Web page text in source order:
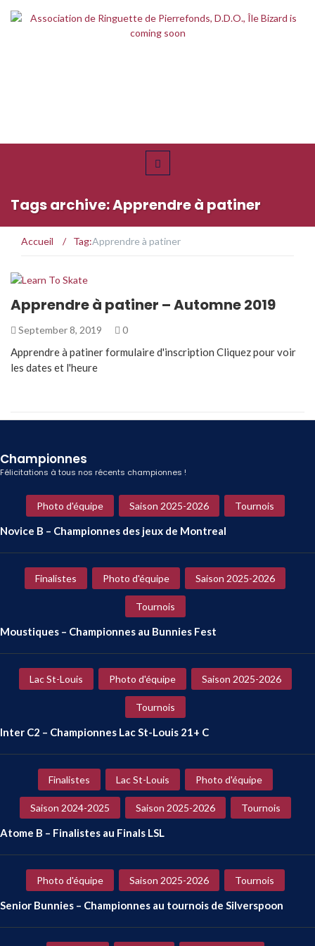
Tags archive: Apprendre à patiner
Accueil / Tag:Apprendre à patiner
Apprendre à patiner – Automne 2019
September 8, 2019 0
Apprendre à patiner formulaire d'inscription Cliquez pour voir
les dates et l'heure
Championnes
Félicitations à tous nos récents championnes !
Photo d'équipe Saison 2025-2026 Tournois
Novice B – Championnes des jeux de Montreal
Finalistes Photo d'équipe Saison 2025-2026
Tournois
Moustiques – Championnes au Bunnies Fest
Lac St-Louis Photo d'équipe Saison 2025-2026
Tournois
Inter C2 – Championnes Lac St-Louis 21+ C
Finalistes Lac St-Louis Photo d'équipe
Saison 2024-2025 Saison 2025-2026 Tournois
Atome B – Finalistes au Finals LSL
Photo d'équipe Saison 2025-2026 Tournois
Senior Bunnies – Championnes au tournois de Silverspoon